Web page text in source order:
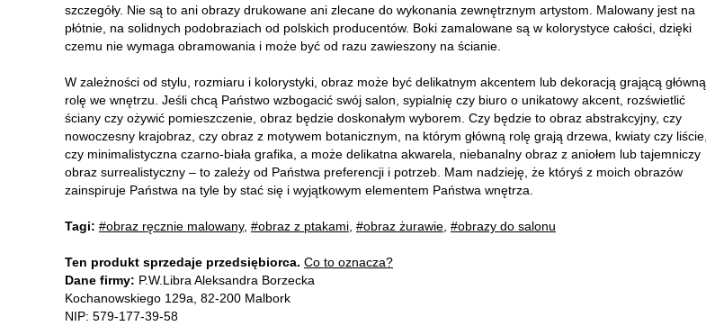
szczegóły. Nie są to ani obrazy drukowane ani zlecane do wykonania zewnętrznym artystom. Malowany jest na
płótnie, na solidnych podobraziach od polskich producentów. Boki zamalowane są w kolorystyce całości, dzięki
czemu nie wymaga obramowania i może być od razu zawieszony na ścianie.
W zależności od stylu, rozmiaru i kolorystyki, obraz może być delikatnym akcentem lub dekoracją grającą główną
rolę we wnętrzu. Jeśli chcą Państwo wzbogacić swój salon, sypialnię czy biuro o unikatowy akcent, rozświetlić
ściany czy ożywić pomieszczenie, obraz będzie doskonałym wyborem. Czy będzie to obraz abstrakcyjny, czy
nowoczesny krajobraz, czy obraz z motywem botanicznym, na którym główną rolę grają drzewa, kwiaty czy liście,
czy minimalistyczna czarno-biała grafika, a może delikatna akwarela, niebanalny obraz z aniołem lub tajemniczy
obraz surrealistyczny – to zależy od Państwa preferencji i potrzeb. Mam nadzieję, że któryś z moich obrazów
zainspiruje Państwa na tyle by stać się i wyjątkowym elementem Państwa wnętrza.
Tagi: #obraz ręcznie malowany, #obraz z ptakami #obraz żurawie #obrazy do salonu
Ten produkt sprzedaje przedsiębiorca. Co to oznacza?
Dane firmy: P.W.Libra Aleksandra Borzecka
Kochanowskiego 129a, 82-200 Malbork
NIP: 579-177-39-58